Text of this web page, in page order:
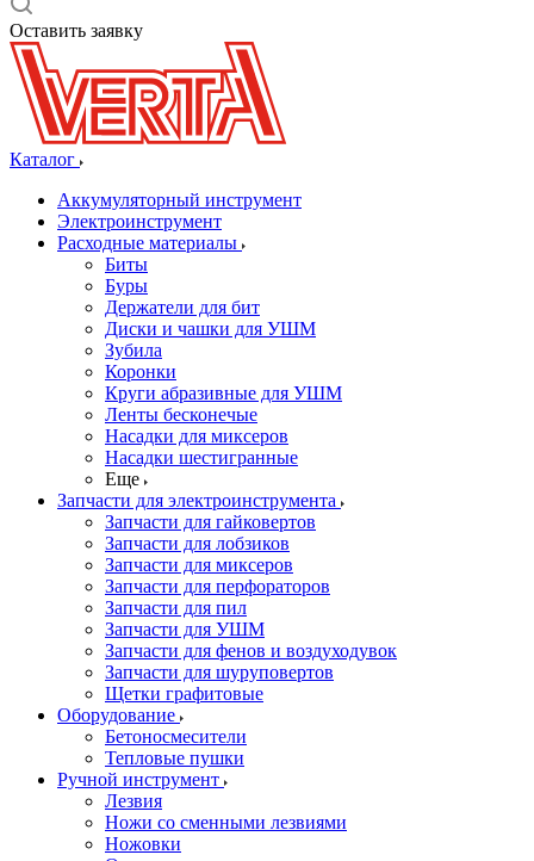
Оставить заявку
Каталог
Аккумуляторный инструмент
Электроинструмент
Расходные материалы
Биты
Буры
Держатели для бит
Диски и чашки для УШМ
Зубила
Коронки
Круги абразивные для УШМ
Ленты бесконечые
Насадки для миксеров
Насадки шестигранные
Еще
Запчасти для электроинструмента
Запчасти для гайковертов
Запчасти для лобзиков
Запчасти для миксеров
Запчасти для перфораторов
Запчасти для пил
Запчасти для УШМ
Запчасти для фенов и воздуходувок
Запчасти для шуруповертов
Щетки графитовые
Оборудование
Бетоносмесители
Тепловые пушки
Ручной инструмент
Лезвия
Ножи со сменными лезвиями
Ножовки